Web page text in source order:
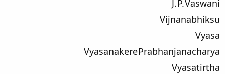
J. P. Vaswani
Vijnanabhiksu
Vyasa
Vyasanakere Prabhanjanacharya
Vyasatirtha